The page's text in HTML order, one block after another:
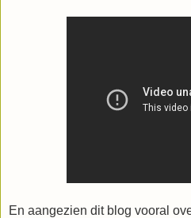
En aangezien dit blog vooral